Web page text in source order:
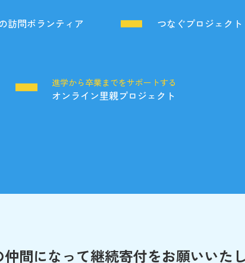
訪問ボランティア つなぐプロジェクト
進学から卒業までをサポートする
オンライン里親プロジェクト
間になって継続寄付をお願いいた